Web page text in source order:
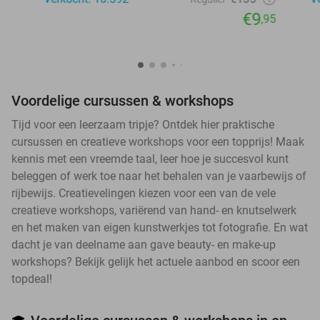
€9,95
Voordelige cursussen & workshops
Tijd voor een leerzaam tripje? Ontdek hier praktische
cursussen en creatieve workshops voor een topprijs! Maak
kennis met een vreemde taal, leer hoe je succesvol kunt
beleggen of werk toe naar het behalen van je vaarbewijs of
rijbewijs. Creatievelingen kiezen voor een van de vele
creatieve workshops, variërend van hand- en knutselwerk
en het maken van eigen kunstwerkjes tot fotografie. En wat
dacht je van deelname aan gave beauty- en make-up
workshops? Bekijk gelijk het actuele aanbod en scoor een
topdeal!